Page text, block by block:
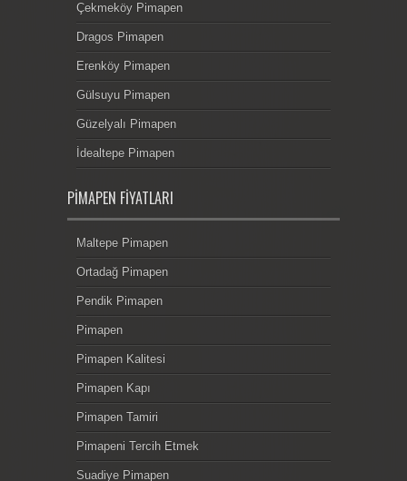
Çekmeköy Pimapen
Dragos Pimapen
Erenköy Pimapen
Gülsuyu Pimapen
Güzelyalı Pimapen
İdealtepe Pimapen
PIMAPEN FIYATLARI
Maltepe Pimapen
Ortadağ Pimapen
Pendik Pimapen
Pimapen
Pimapen Kalitesi
Pimapen Kapı
Pimapen Tamiri
Pimapeni Tercih Etmek
Suadiye Pimapen